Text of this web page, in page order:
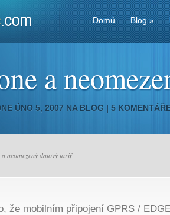
Domů Blog»
a
ÚNO 5, 2007 NA BLOG | 5
a neomezený datový tarif
že mobilním připojení GPRS /